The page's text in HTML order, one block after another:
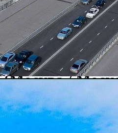
О ТЦ ГРИН,
(Москва /